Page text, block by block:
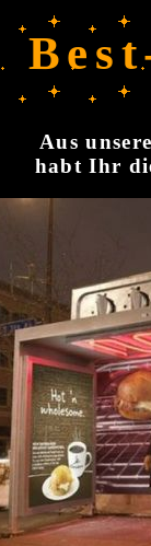
Aus
habt Ihr